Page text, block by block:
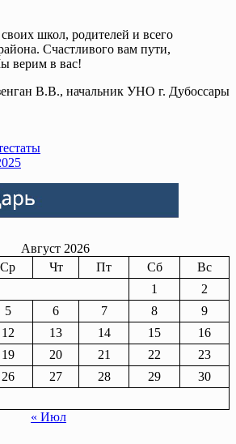
школ, родителей и всего
Счастливого вам пути,
верим в вас!
В.В., начальник УНО г. Дубоссары
Август 2026
Ср Чт Пт Сб
Вс
1
2
5 6 7 8
9
12 13 14 15
16
19 20 21 22
23
26 27 28 29
30
« Июл